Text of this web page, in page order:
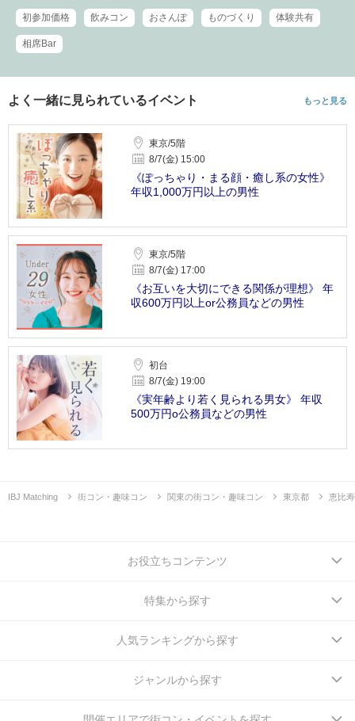
初参加価格 飲みコン おさんぽ ものづくり 体験共有
相席Bar
よく一緒に見られているイベント もっと見る
東京/5階
8/7(金) 15:00
《ぽっちゃり・まる顔・癒し系の女性》
年収1,000万円以上の男性
東京/5階
8/7(金) 17:00
《お互いを大切にできる関係が理想》 年
収600万円以上or公務員などの男性
初台
8/7(金) 19:00
《実年齢より若く見られる男女》 年収
500万円o公務員などの男性
IBJ Matching 街コン・趣味コン 関東の街コン・趣味コン 東京都 恵比
お役立ちコンテンツ
特集から探す
人気ランキングから探す
ジャンルから探す